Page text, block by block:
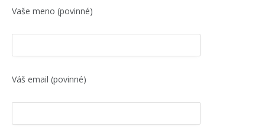
Vaše meno (povinné)
Váš email (povinné)